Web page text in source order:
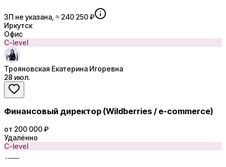
ЗП не указана, ≈ 240 250 ₽
Иркутск
Офис
C-level
Трояновская Екатерина Игоревна
28 июл.
Финансовый директор (Wildberries / e-commerce)
от 200 000 ₽
Удалённо
C-level